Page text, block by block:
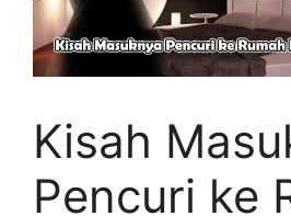
Kisah
Pencuri ke